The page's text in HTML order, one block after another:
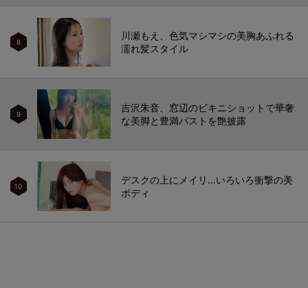
8
川瀬もえ、色気マシマシの美胸あふれる
濡れ髪スタイル
9
吉沢朱音、窓辺のビキニショットで華奢
な美脚と豊満バストを艶披露
10
デスクの上にメイリ…いろいろ衝撃の美
ボディ